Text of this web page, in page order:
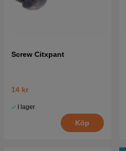
Screw Citxpant
14 kr
I lager
Köp